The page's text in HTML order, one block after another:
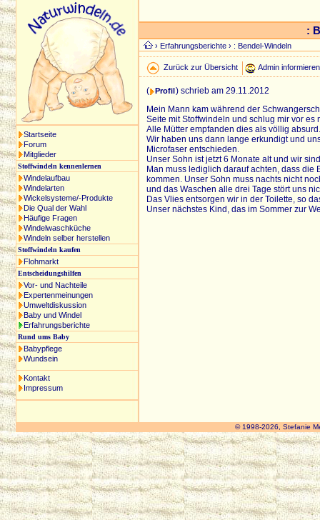
Startseite
Forum
Mitglieder
Stoffwindeln kennenlernen
Windelaufbau
Windelarten
Wickelsysteme/-Produkte
Die Qual der Wahl
Häufige Fragen
Windelwaschküche
Windeln selber herstellen
Stoffwindeln kaufen
Flohmarkt
Entscheidungshilfen
Vor- und Nachteile
Expertenmeinungen
Umweltdiskussion
Baby und Windel
Erfahrungsberichte
Rund ums Baby
Babypflege
Wundsein
Kontakt
Impressum
:
›Erfahrungsberichte › : Bendel-Windeln
Zurück zur Übersicht Admin informieren
( Profil) schrieb am 29.11.2012
Mein Mann kam während der
Seite mit Stoffwindeln und schlug mir vor es
Alle Mütter empfanden dies als völlig
Wir haben uns dann lange erkundigt und
Microfaser entschieden.
Unser Sohn ist jetzt 6 Monate alt und wir
Man muss lediglich darauf achten, dass
kommen. Unser Sohn muss nachts nicht
und das Waschen alle drei Tage stört uns
Das Vlies entsorgen wir in der Toilette, so
Unser nächstes Kind, das im Sommer zur
© 1998-2026, Stefanie